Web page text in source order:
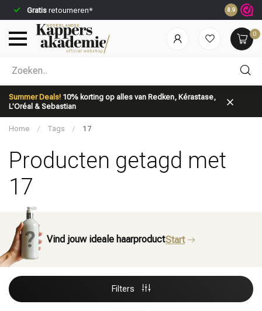
Gratis retourneren* Voor
8.9
0
Summer Deals! 10% korting op alles van Redken, Kérastase,
L’Oréal & Sebastian
Welke categorie ben jij naar op zoek?
Merken
Home / Tags / 17
Producten getagd met
17
Vind jouw ideale haarproductStart
Filters